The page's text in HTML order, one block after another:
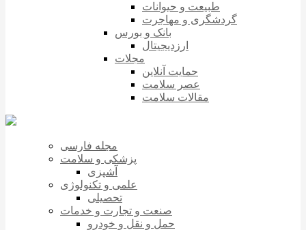
طبیعت و حیوانات
گردشگری و مهاجرت
بانک و بورس
ارزدیجیتال
مجلات
حمایت آنلاین
عصر سلامت
مقالات سلامت
مجله فارسی
پزشکی و سلامت
آشپزی
علمی و تکنولوژی
تحصیلی
صنعت و تجارت و خدمات
حمل و نقل و خودرو